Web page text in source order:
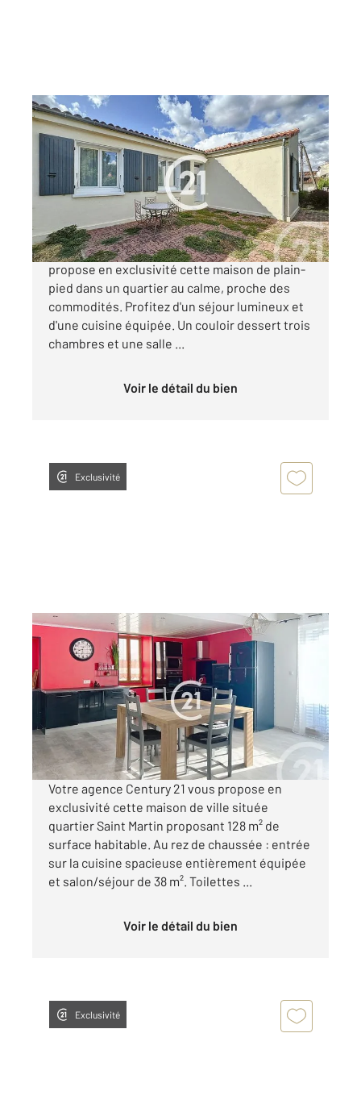
COGNAC 16
81 m2, 4 pièces
Ref : 2571
Maison à vendre
158 645 €
Votre agence Century 21 Xso Immobilier vous
propose en exclusivité cette maison de plain-
pied dans un quartier au calme, proche des
commodités. Profitez d'un séjour lumineux et
d'une cuisine équipée. Un couloir dessert trois
chambres et une salle ...
Voir le détail du bien
Exclusivité
COGNAC 16
128 m2, 4 pièces
Ref : 3113
Maison à vendre
165 800 €
Visiter le site dédié
Votre agence Century 21 vous propose en
exclusivité cette maison de ville située
quartier Saint Martin proposant 128 m² de
surface habitable. Au rez de chaussée : entrée
sur la cuisine spacieuse entièrement équipée
et salon/séjour de 38 m². Toilettes ...
Voir le détail du bien
Exclusivité